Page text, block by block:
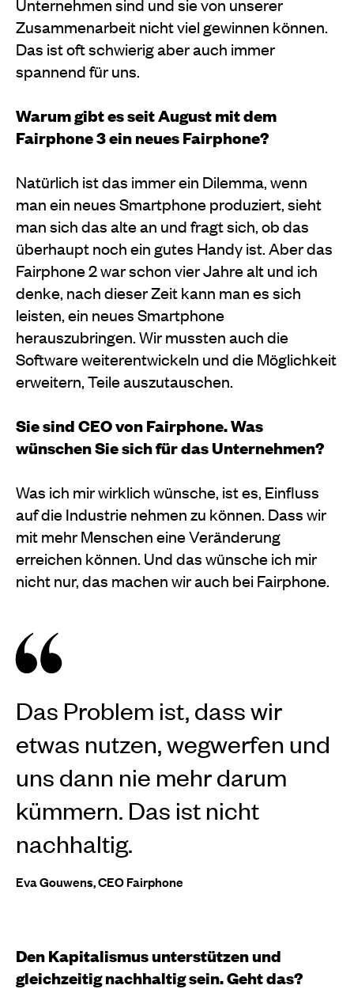
Zusammenarbeit nicht viel gewinnen können.
Das ist oft schwierig aber auch immer
spannend für uns.
Warum gibt es seit August mit dem
Fairphone 3 ein neues Fairphone?
Natürlich ist das immer ein Dilemma, wenn
man ein neues Smartphone produziert, sieht
man sich das alte an und fragt sich, ob das
überhaupt noch ein gutes Handy ist. Aber das
Fairphone 2 war schon vier Jahre alt und ich
denke, nach dieser Zeit kann man es sich
leisten, ein neues Smartphone
herauszubringen. Wir mussten auch die
Software weiterentwickeln und die Möglichkeit
erweitern, Teile auszutauschen.
Sie sind CEO von Fairphone. Was
wünschen Sie sich für das Unternehmen?
Was ich mir wirklich wünsche, ist es, Einfluss
auf die Industrie nehmen zu können. Dass wir
mit mehr Menschen eine Veränderung
erreichen können. Und das wünsche ich mir
nicht nur, das machen wir auch bei Fairphone.
Das Problem ist, dass wir
etwas nutzen, wegwerfen und
uns dann nie mehr darum
kümmern. Das ist nicht
nachhaltig.
Eva Gouwens, CEO Fairphone
Den Kapitalismus unterstützen und
gleichzeitig nachhaltig sein. Geht das?